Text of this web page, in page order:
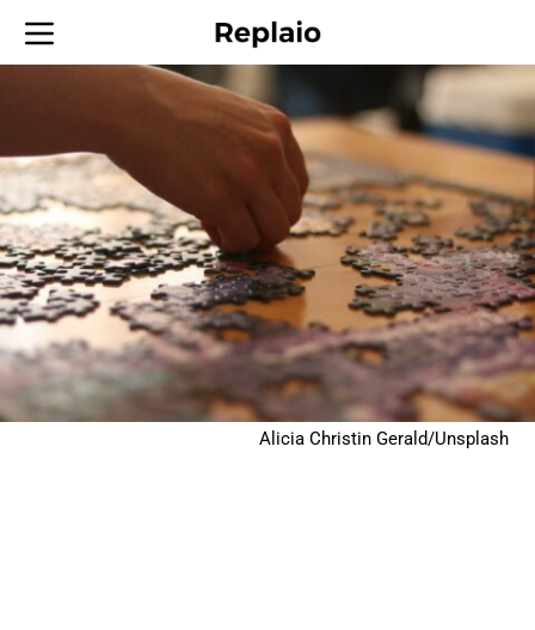
Alicia Christin Gerald/Unsplash